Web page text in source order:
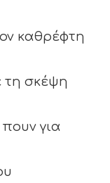
καθρέφτη
τη σκέψη
πουν για